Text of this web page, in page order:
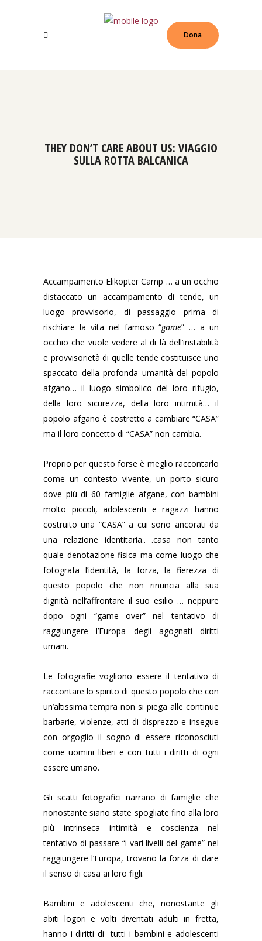
Dona
THEY DON’T CARE ABOUT US: VIAGGIO
SULLA ROTTA BALCANICA
Accampamento Elikopter Camp … a un occhio
distaccato un accampamento di tende, un
luogo provvisorio, di passaggio prima di
rischiare la vita nel famoso “game” … a un
occhio che vuole vedere al di là dell’instabilità
e provvisorietà di quelle tende costituisce uno
spaccato della profonda umanità del popolo
afgano… il luogo simbolico del loro rifugio,
della loro sicurezza, della loro intimità… il
popolo afgano è costretto a cambiare “CASA”
ma il loro concetto di “CASA” non cambia.
Proprio per questo forse è meglio raccontarlo
come un contesto vivente, un porto sicuro
dove più di 60 famiglie afgane, con bambini
molto piccoli, adolescenti e ragazzi hanno
costruito una “CASA” a cui sono ancorati da
una relazione identitaria.. .casa non tanto
quale denotazione fisica ma come luogo che
fotografa l’identità, la forza, la fierezza di
questo popolo che non rinuncia alla sua
dignità nell’affrontare il suo esilio … neppure
dopo ogni “game over” nel tentativo di
raggiungere l’Europa degli agognati diritti
umani.
Le fotografie vogliono essere il tentativo di
raccontare lo spirito di questo popolo che con
un’altissima tempra non si piega alle continue
barbarie, violenze, atti di disprezzo e insegue
con orgoglio il sogno di essere riconosciuti
come uomini liberi e con tutti i diritti di ogni
essere umano.
Gli scatti fotografici narrano di famiglie che
nonostante siano state spogliate fino alla loro
più intrinseca intimità e coscienza nel
tentativo di passare “i vari livelli del game” nel
raggiungere l’Europa, trovano la forza di dare
il senso di casa ai loro figli.
Bambini e adolescenti che, nonostante gli
abiti logori e volti diventati adulti in fretta,
hanno i diritti di tutti i bambini e adolescenti